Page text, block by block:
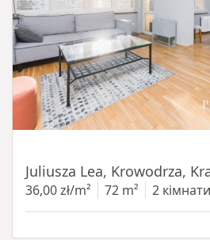
Juliusza Lea, Krowodrza,
36,00 zł/m² 72 m² 2 кімнати